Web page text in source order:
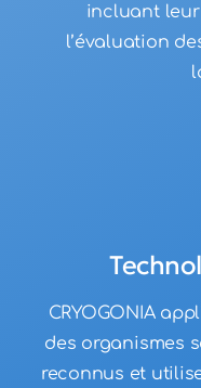
incluant
l’évaluation
CRYOGONIA
des organismes
reconnus et